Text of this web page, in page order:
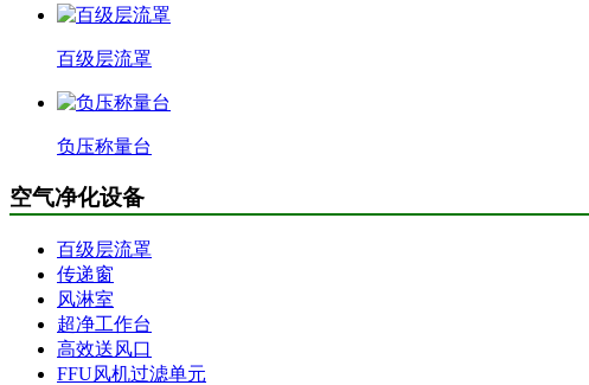
百级层流罩
负压称量台
空气净化设备
百级层流罩
传递窗
风淋室
超净工作台
高效送风口
FFU风机过滤单元